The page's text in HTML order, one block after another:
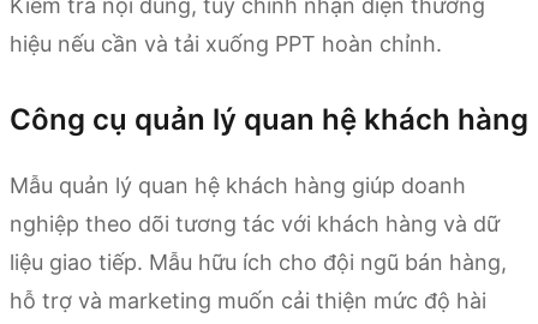
Kiểm tra nội dung, tùy chỉnh nhận diện thương
hiệu nếu cần và tải xuống PPT hoàn chỉnh.
Công cụ quản lý quan hệ khách hàng
Mẫu quản lý quan hệ khách hàng giúp doanh
nghiệp theo dõi tương tác với khách hàng và dữ
liệu giao tiếp. Mẫu hữu ích cho đội ngũ bán hàng,
hỗ trợ và marketing muốn cải thiện mức độ hài